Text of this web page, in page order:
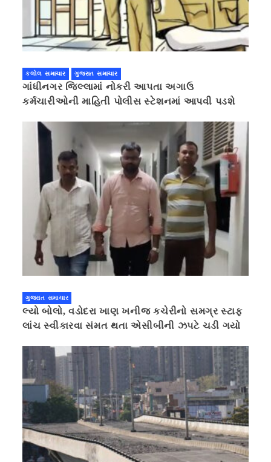
કલોલ સમાચાર ગુજરાત સમાચાર
ગાંધીનગર જિલ્લામાં નોકરી આપતા અગાઉ
કર્મચારીઓની માહિતી પોલીસ સ્ટેશનમાં આપવી પડશે
ગુજરાત સમાચાર
લ્યો બોલો, વડોદરા ખાણ ખનીજ કચેરીનો સમગ્ર સ્ટાફ
લાંચ સ્વીકારવા સંમત થતા એસીબીની ઝપટે ચડી ગયો